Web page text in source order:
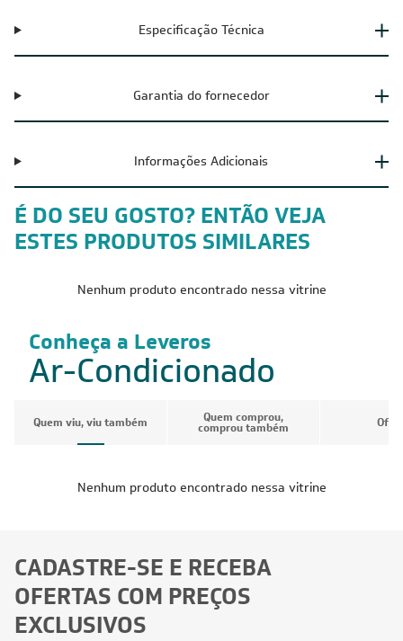
Especificação Técnica
Garantia do fornecedor
Informações Adicionais
É DO SEU GOSTO? ENTÃO VEJA
ESTES PRODUTOS SIMILARES
Nenhum produto encontrado nessa vitrine
Conheça a Leveros
Ar-Condicionado
Quem viu, viu também Quem comprou,
comprou também
Nenhum produto encontrado nessa vitrine
CADASTRE-SE E RECEBA
OFERTAS COM PREÇOS
EXCLUSIVOS